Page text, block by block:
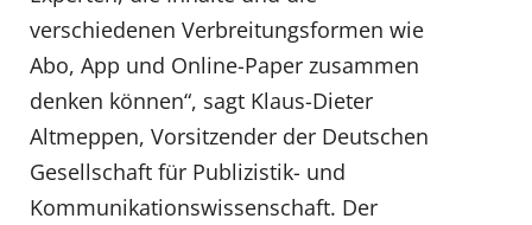
verschiedenen Verbreitungsformen wie
Abo, App und Online-Paper zusammen
denken können“, sagt Klaus-Dieter
Altmeppen, Vorsitzender der Deutschen
Gesellschaft für Publizistik- und
Kommunikationswissenschaft. Der